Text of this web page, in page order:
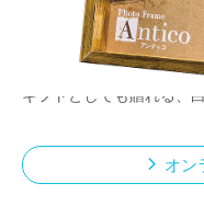
トカードを引き立たせま
透明板は軽くて安全な
スタンド・吊り金具付属
ギフトとしても贈れる、
オン